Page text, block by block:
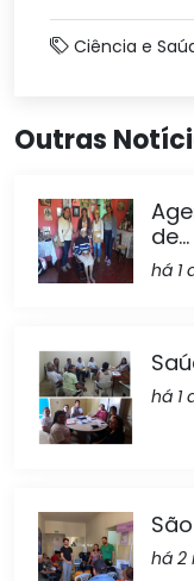
Ciência e
Outras
de...
há 1
há 1
há 2